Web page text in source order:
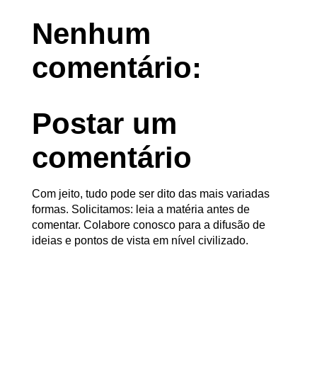
Nenhum
comentário:
Postar um
comentário
Com jeito, tudo pode ser dito das mais variadas
formas. Solicitamos: leia a matéria antes de
comentar. Colabore conosco para a difusão de
ideias e pontos de vista em nível civilizado.